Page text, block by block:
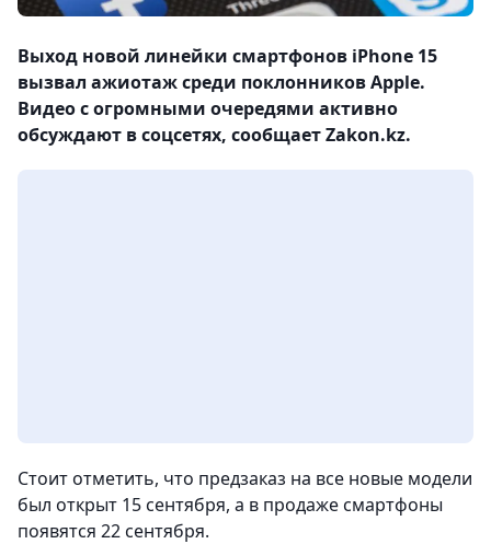
Выход новой линейки смартфонов iPhone 15
вызвал ажиотаж среди поклонников Apple.
Видео с огромными очередями активно
обсуждают в соцсетях, сообщает Zakon.kz.
Стоит отметить, что предзаказ на все новые модели
был открыт 15 сентября, а в продаже смартфоны
появятся 22 сентября.